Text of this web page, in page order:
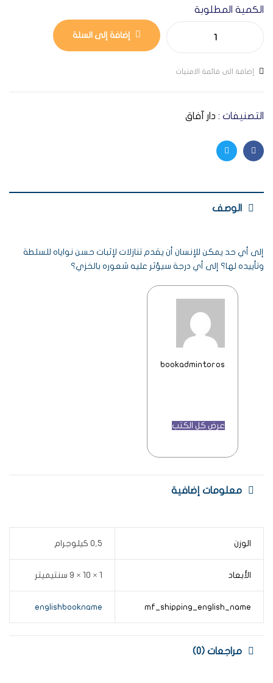
الكمية المطلوبة
إضافة إلى السلة
إضافة الى قائمة الامنيات
التصنيفات : دار آفاق
Facebook
Twitter
الوصف
إلى أي حد يمكن للإنسان أن يقدم تنازلات لإثبات حسن نواياه للسلطة
وتأييده لها؟ إلى أي درجة سيؤثر عليه شعوره بالخزي؟
bookadmintoros
عرض كل الكتب
معلومات إضافية
الوزن 0,5 كيلوجرام
الأبعاد 1 × 10 × 9 سنتيميتر
mf_shipping_english_name
englishbookname
مراجعات (0)